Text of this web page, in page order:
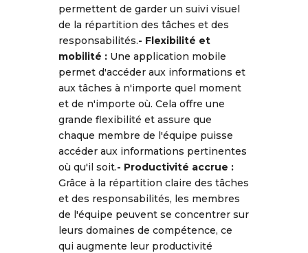
permettent de garder un suivi visuel
de la répartition des tâches et des
responsabilités.- Flexibilité et
mobilité : Une application mobile
permet d'accéder aux informations et
aux tâches à n'importe quel moment
et de n'importe où. Cela offre une
grande flexibilité et assure que
chaque membre de l'équipe puisse
accéder aux informations pertinentes
où qu'il soit.- Productivité accrue :
Grâce à la répartition claire des tâches
et des responsabilités, les membres
de l'équipe peuvent se concentrer sur
leurs domaines de compétence, ce
qui augmente leur productivité